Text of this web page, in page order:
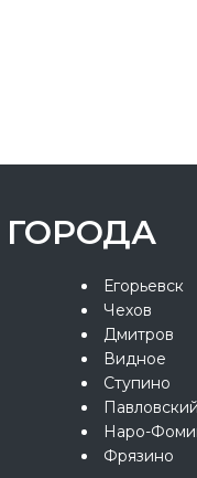
Егорьевск
Чехов
Дмитров
Видное
Ступино
Наро-
Фрязино